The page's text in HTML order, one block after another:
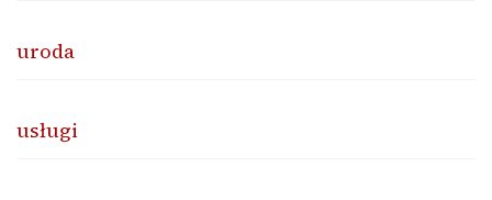
uroda
usługi